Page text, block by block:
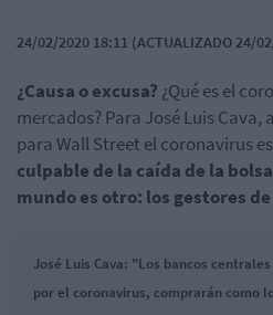
24/02/2020 18:11 (ACTUALIZADO 24/
¿Causa o excusa? ¿Qué es el
mercados? Para José Luis
para Wall Street el coronavirus
culpable de la caída de la
mundo es otro: los gestores
José Luis Cava: "Los bancos
por el coronavirus, comprarán como